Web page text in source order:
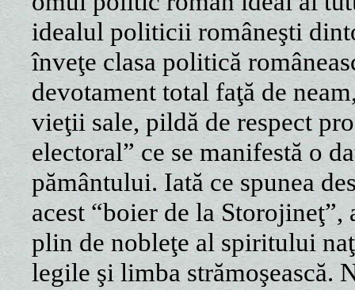
idealul politicii româneşti
înveţe clasa politică
devotament total faţă de
vieţii sale, pildă de respect
electoral” ce se manifestă o
pământului. Iată ce spunea
acest “boier de la
plin de nobleţe al spiritului
legile şi limba strămoşească.